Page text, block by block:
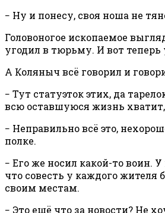
− Ну и понесу, своя ноша не
Головоногое ископаемое
угодил в тюрьму. И вот теперь
А Коляныч всё говорил и
− Тут статуэток этих, да
всю оставшуюся жизнь
− Неправильно всё это,
полке.
− Его же носил какой-то воин.
что совесть у каждого жителя
своим местам.
− Это ещё что за новости? Не